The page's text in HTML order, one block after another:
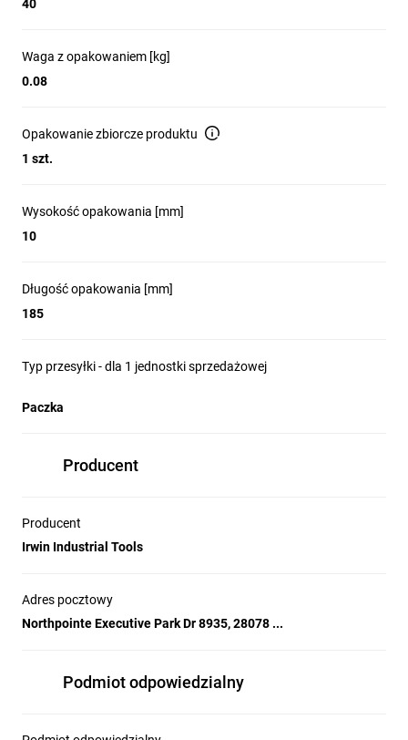
40
Waga z opakowaniem [kg]
0.08
Opakowanie zbiorcze produktu
1 szt.
Wysokość opakowania [mm]
10
Długość opakowania [mm]
185
Typ przesyłki - dla 1 jednostki sprzedażowej
Paczka
Producent
Producent
Irwin Industrial Tools
Adres pocztowy
Northpointe Executive Park Dr 8935, 28078 ...
Podmiot odpowiedzialny